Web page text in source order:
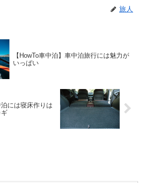
旅人
【HowTo車中泊】車中泊旅行には魅力が
いっぱい
泊には寝床作りは